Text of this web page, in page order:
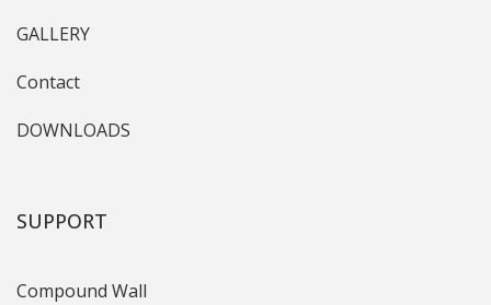
GALLERY
Contact
DOWNLOADS
SUPPORT
Compound Wall